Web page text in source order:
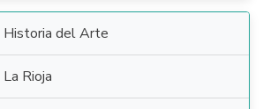
Historia del Arte
La Rioja